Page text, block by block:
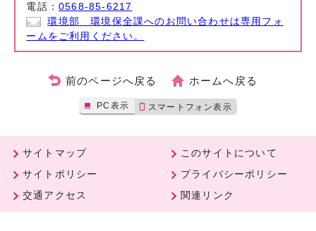
電話：0568-85-6217
環境部 環境保全課へのお問い合わせは専用フォ
ームをご利用ください。
前のページへ戻る ホームへ戻る
PC表示 スマートフォン表示
サイトマップ
このサイトについて
サイトポリシー
プライバシーポリシー
交通アクセス
関連リンク